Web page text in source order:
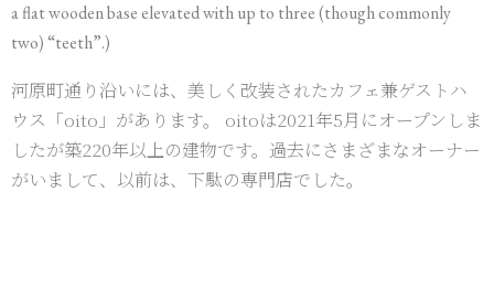
a flat wooden base elevated with up to three (though commonly
two) “teeth”.)
河原町通り沿いには、美しく改装されたカフェ兼ゲストハ
ウス「oito」があります。 oitoは2021年5月にオープンしま
したが築220年以上の建物です。過去にさまざまなオーナー
がいまして、以前は、下駄の専門店でした。